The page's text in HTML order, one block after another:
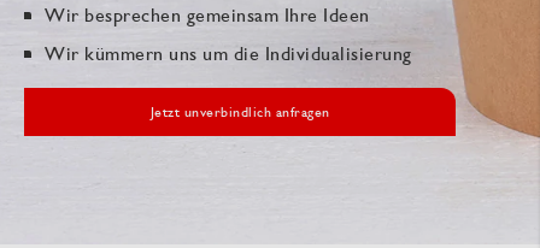
Wir besprechen gemeinsam Ihre Ideen
Wir kümmern uns um die Individualisierung
Jetzt unverbindlich anfragen